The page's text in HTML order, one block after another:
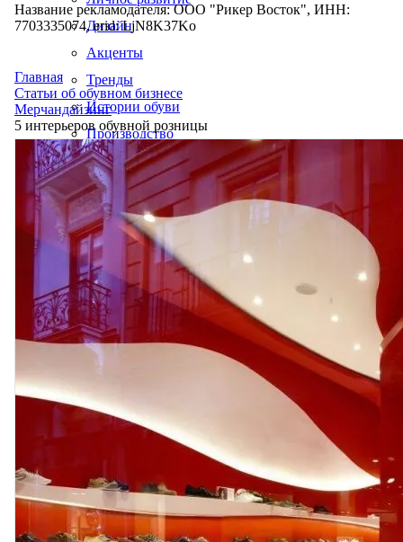
Дизайн
Акценты
Тренды
Истории обуви
Производство
Название рекламодателя: ООО "Рикер Восток", ИНН:
7703335074, erid: LjN8K37Ko
Главная
Статьи об обувном бизнесе
Мерчандайзинг
5 интерьеров обувной розницы